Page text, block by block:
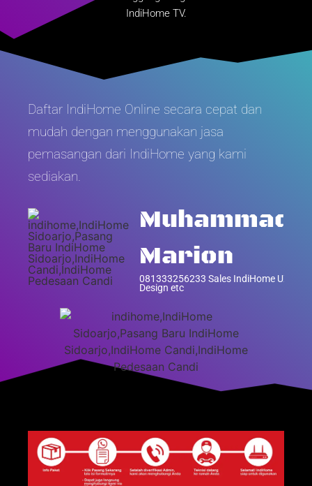
IndiHome TV.
Daftar IndiHome Online secara cepat dan
mudah dengan menggunakan jasa
pemasangan dari IndiHome yang kami
sediakan.
Muhammad
Marion
081333256233 Sales IndiHome UX
Design etc